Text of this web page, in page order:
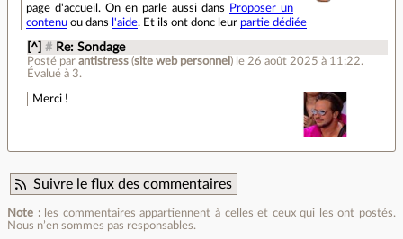
page d'accueil. On en parle aussi dans
Proposer un
contenu ou dans l'aide. Et ils ont donc leur partie dédiée
[^] # Re: Sondage
Posté par antistress(site web personnel ) le 26 août 2025 à 11:22.
Évalué à 3.
Merci !
Suivre le flux des commentaires
Note :les commentaires appartiennent à celles et ceux qui les ont postés.
Nous n’en sommes pas responsables.